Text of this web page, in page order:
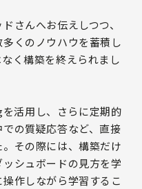
さんへお伝えしつつ、
くのノウハウを蓄積し
く構築を終えられまし
活用し、さらに定期的
の質疑応答など、直接
その際には、構築だけ
シュボードの見方を学
作しながら学習するこ